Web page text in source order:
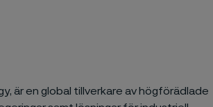
är en global tillverkare av högförädlade